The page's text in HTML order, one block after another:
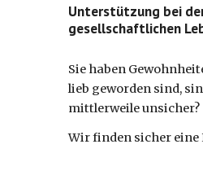
Unterstützung bei
gesellschaftlichen
Sie haben
lieb geworden sind,
mittlerweile unsicher?
Wir finden sicher eine